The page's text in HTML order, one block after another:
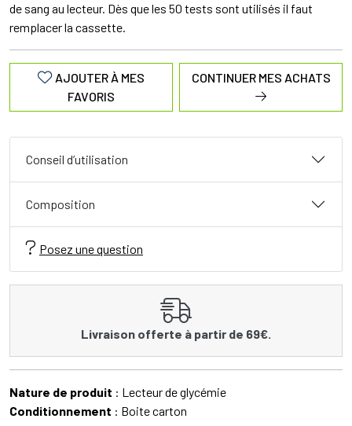
de sang au lecteur. Dès que les 50 tests sont utilisés il faut
remplacer la cassette.
AJOUTER À MES
FAVORIS
CONTINUER MES ACHATS
Conseil d’utilisation
Composition
Posez une question
Livraison offerte à partir de 69€.
Nature de produit : Lecteur de glycémie
Conditionnement : Boite carton